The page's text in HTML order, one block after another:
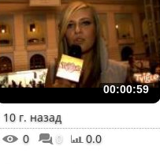
00:00:59
10 г. назад
0
0 0.0